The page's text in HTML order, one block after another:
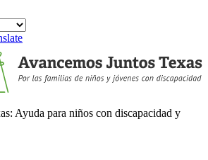
Ayuda para niños con discapacidad y